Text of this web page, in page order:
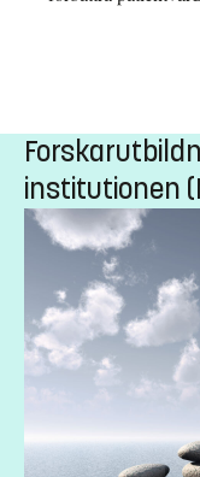
institutionen